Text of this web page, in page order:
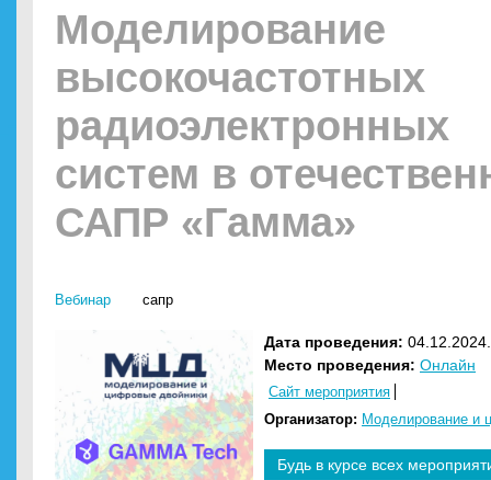
Моделирование
высокочастотных
радиоэлектронных
систем в
САПР «Гамма»
Вебинар сапр
Дата проведения:
Место проведения: Онлайн
Сайт мероприятия
Организатор: Моделирование и
Будь в курсе всех